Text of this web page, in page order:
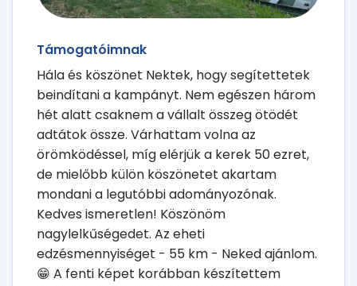
Támogatóimnak
Hála és köszönet Nektek, hogy segítettetek
beindítani a kampányt. Nem egészen három
hét alatt csaknem a vállalt összeg ötödét
adtátok össze. Várhattam volna az
örömködéssel, míg elérjük a kerek 50 ezret,
de mielőbb külön köszönetet akartam
mondani a legutóbbi adományozónak.
Kedves ismeretlen! Köszönöm
nagylelkűségedet. Az eheti
edzésmennyiséget - 55 km - Neked ajánlom.
😁 A fenti képet korábban készítettem